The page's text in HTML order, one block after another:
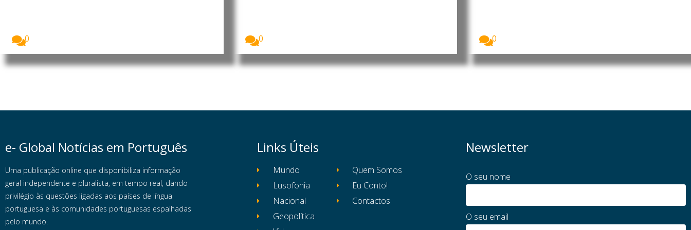
0
0
0
e- Global Notícias em Português
Uma publicação online que disponibiliza informação
geral independente e pluralista, em tempo real, dando
privilégio às questões ligadas aos países de língua
portuguesa e às comunidades portuguesas espalhadas
pelo mundo.
Links Úteis
Mundo
Lusofonia
Nacional
Geopolítica
Quem Somos
Eu Conto!
Contactos
Newsletter
O seu nome
O seu email